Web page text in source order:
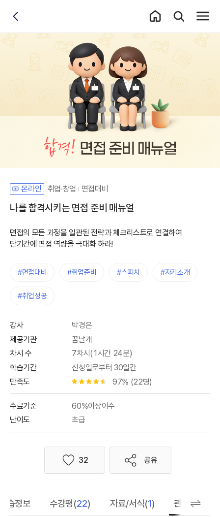
통합검색 레이
전체
뒤로가기
온라인 취업·창업 면접대비
나를 합격시키는 면접 준비 매뉴얼
면접의 모든 과정을 일관된 전략과 체크리스트로 연결하여
단기간에 면접 역량을 극대화 하라!
#면접대비 #취업준비 #스피치 #자기소개
#취업성공
강사
박경은
제공기관
꿈날개
차시 수
7차시(1시간 24분)
학습기간
신청일로부터 30일간
만족도
별점 4.5개 97% (22명)
수료기준
60%이상이수
난이도
초급
좋아요
32 공유
습정보 수강평(22) 자료/서식(1) 관련 추천 학